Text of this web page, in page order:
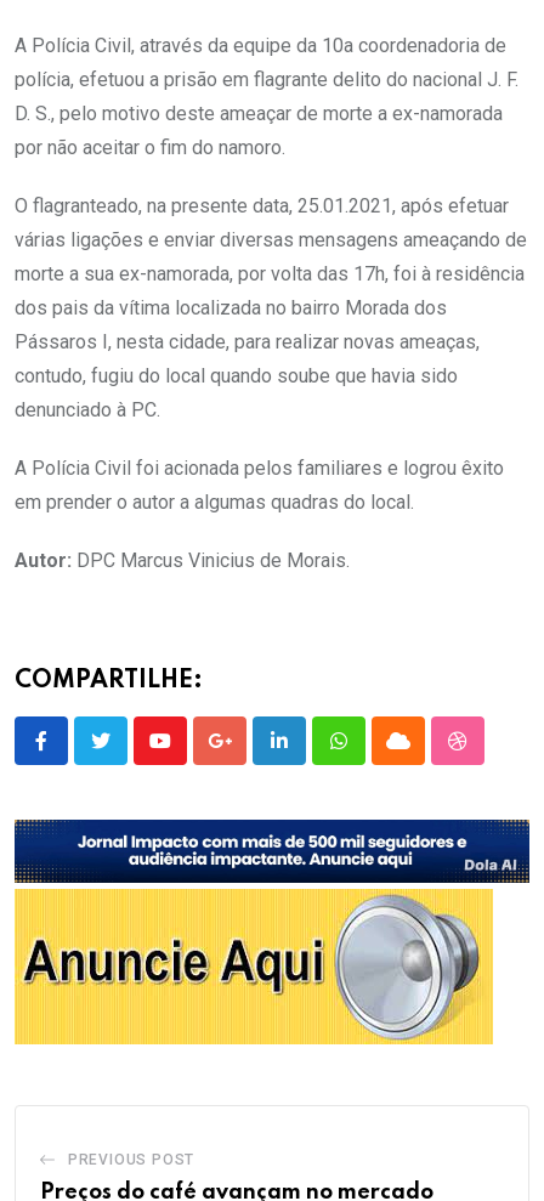
A Polícia Civil, através da equipe da 10a coordenadoria de
polícia, efetuou a prisão em flagrante delito do nacional J. F.
D. S., pelo motivo deste ameaçar de morte a ex-namorada
por não aceitar o fim do namoro.
O flagranteado, na presente data, 25.01.2021, após efetuar
várias ligações e enviar diversas mensagens ameaçando de
morte a sua ex-namorada, por volta das 17h, foi à residência
dos pais da vítima localizada no bairro Morada dos
Pássaros I, nesta cidade, para realizar novas ameaças,
contudo, fugiu do local quando soube que havia sido
denunciado à PC.
A Polícia Civil foi acionada pelos familiares e logrou êxito
em prender o autor a algumas quadras do local.
Autor: DPC Marcus Vinicius de Morais.
COMPARTILHE:
YoutubeGoogle+LinkedInWhatsappCloud
PREVIOUS POST
Preços do café avançam no mercado